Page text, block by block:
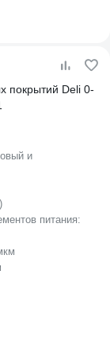
покрытий Deli 0-
и
питания: